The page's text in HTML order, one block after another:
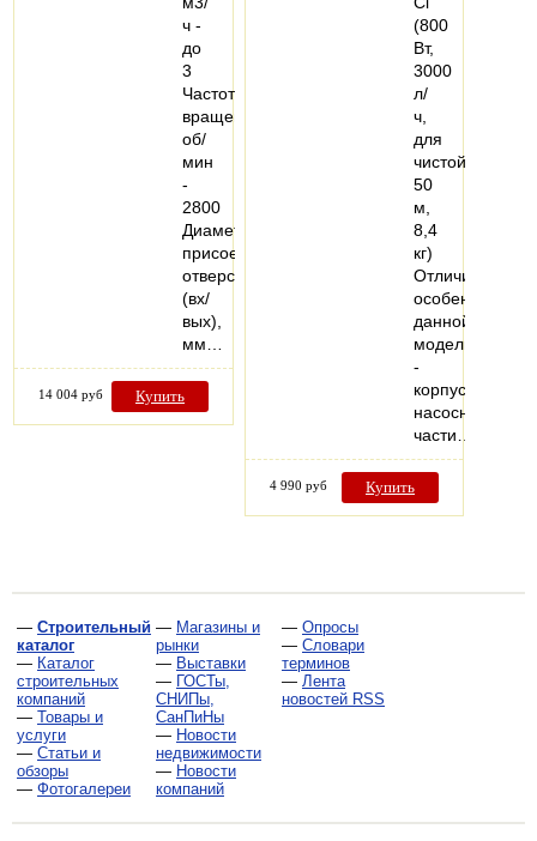
ч -
до
3
Частота
вращения,
об/
мин
-
2800
Диаметр
присоединительных
отверстий
(вх/
вых),
мм…
14 004 руб Купить
(800
Вт,
3000
л/
ч,
для
чистой,
50
м,
8,4
кг)
Отличительная
особенность
данной
модели
-
корпус
насосной
части…
4 990 руб Купить
— Строительный
каталог
— Каталог
строительных
компаний
— Товары и
услуги
— Статьи и
обзоры
— Фотогалереи
— Магазины и
рынки
— Выставки
— ГОСТы,
СНИПы,
СанПиНы
— Новости
недвижимости
— Новости
компаний
— Опросы
— Словари
терминов
— Лента
новостей RSS